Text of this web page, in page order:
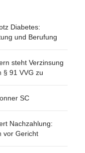
Diabetes:
und Berufung
steht Verzinsung
§ 91 VVG zu
SC
Nachzahlung:
vor Gericht